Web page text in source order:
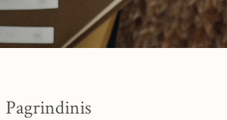
Pagrindinis